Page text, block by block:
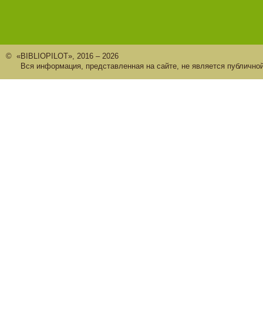
© «BIBLIOPILOT», 2016 – 2026
Вся информация, представленная на сайте, не является